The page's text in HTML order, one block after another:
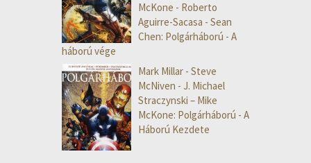
McKone - Roberto
Aguirre-Sacasa - Sean
Chen: Polgárháború - A
háború vége
Mark Millar - Steve
McNiven - J. Michael
Straczynski – Mike
McKone: Polgárháború - A
Háború Kezdete